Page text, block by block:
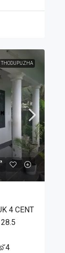
THODUPUZHA
4 CENT
4